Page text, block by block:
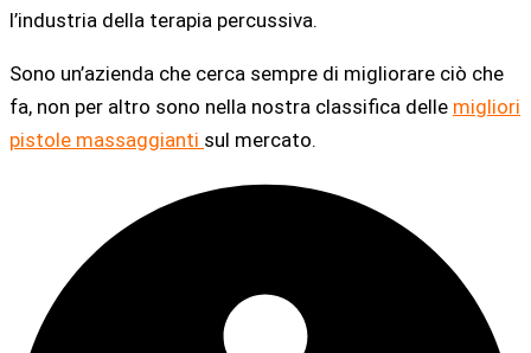
l’industria della terapia percussiva.
Sono un’azienda che cerca sempre di migliorare ciò che
fa, non per altro sono nella nostra classifica delle migliori
pistole massaggianti sul mercato.